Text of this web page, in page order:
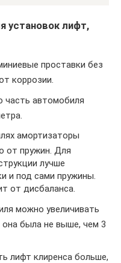
установок лифт,
проставки без
коррозии.
автомобиля
амортизаторы
от пружин. Для
лучше
и под сами пружины.
от дисбаланса.
можно увеличивать
была не выше, чем 3
лифт клиренса больше,